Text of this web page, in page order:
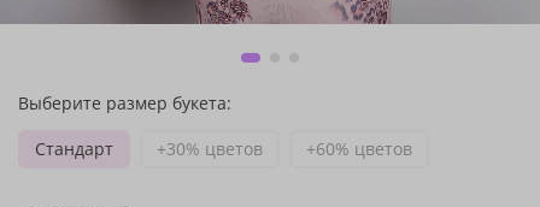
Выберите размер букета:
Стандарт
+30% цветов +60% цветов